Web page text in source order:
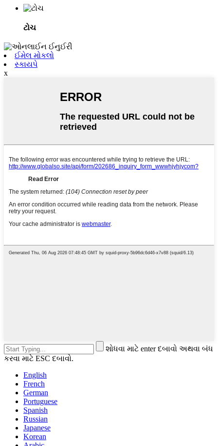
ટોચ
ઈમેલ મોકલો
સ્કાયપે
x
શોધવા માટે enter દબાવો અથવા બંધ
કરવા માટે ESC દબાવો.
English
French
German
Portuguese
Spanish
Russian
Japanese
Korean